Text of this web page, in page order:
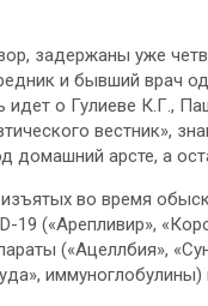
задержаны уже
и бывший врач
идет о Гулиеве К.Г.,
вестник»,
домашний арсте, а
во время
19 («Арепливир»,
(«Ацеллбия»,
иммуноглобулины)